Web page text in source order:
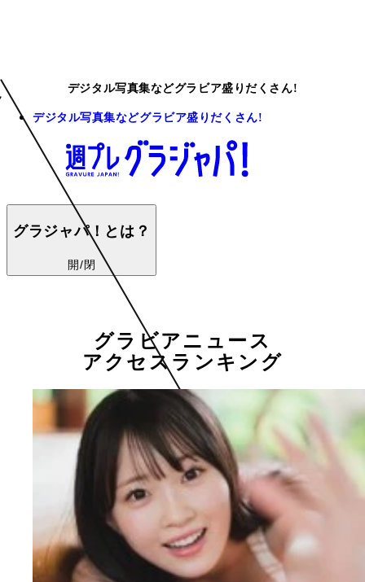
デジタル写真集などグラビア盛りだくさん!
デジタル写真集などグラビア盛りだくさん!
グラジャパ！とは？
開/閉
グラビアニュース
アクセスランキング